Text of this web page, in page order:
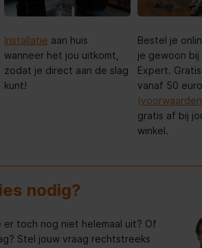
Installatie aan huis
wanneer het jou uitkomt,
zodat je direct aan de slag
kunt!
Bestel je
je gewoon bij
Expert.
vanaf 50 euro
gratis af bij
winkel.
nodig?
toch nog niet helemaal uit? Of
Stel jouw vraag rechtstreeks